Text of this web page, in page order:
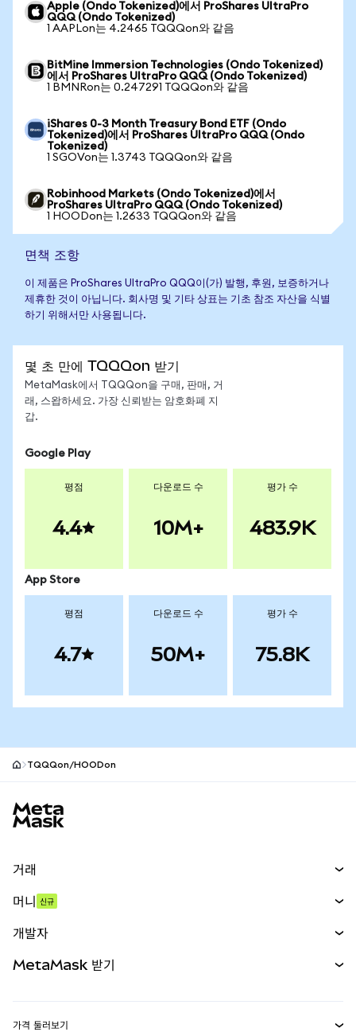
Apple (Ondo Tokenized)에서 ProShares UltraPro
QQQ (Ondo Tokenized)
1 AAPLon는 4.2465 TQQQon와 같음
BitMine Immersion Technologies (Ondo Tokenized)
에서 ProShares UltraPro QQQ (Ondo Tokenized)
1 BMNRon는 0.247291 TQQQon와 같음
iShares 0-3 Month Treasury Bond ETF (Ondo
Tokenized)에서 ProShares UltraPro QQQ (Ondo
Tokenized)
1 SGOVon는 1.3743 TQQQon와 같음
Robinhood Markets (Ondo Tokenized)에서
ProShares UltraPro QQQ (Ondo Tokenized)
1 HOODon는 1.2633 TQQQon와 같음
면책 조항
이 제품은 ProShares UltraPro QQQ이(가) 발행, 후원, 보증하거나
제휴한 것이 아닙니다. 회사명 및 기타 상표는 기초 참조 자산을 식별
하기 위해서만 사용됩니다.
몇 초 만에 TQQQon 받기
MetaMask에서 TQQQon을 구매, 판매, 거
래, 스왑하세요. 가장 신뢰받는 암호화폐 지
갑.
Google Play
평점
4.4
다운로드 수
10M+
평가 수
483.9K
App Store
평점
4.7
다운로드 수
50M+
평가 수
75.8K
TQQQon/HOODon
거래
무기한 선물
실물자산
머니 신규
개발자
MetaMask 받기
가격 둘러보기